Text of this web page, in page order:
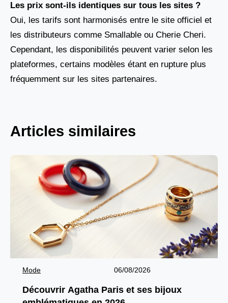
Les prix sont-ils identiques sur tous les sites ?
Oui, les tarifs sont harmonisés entre le site officiel et
les distributeurs comme Smallable ou Cherie Cheri.
Cependant, les disponibilités peuvent varier selon les
plateformes, certains modèles étant en rupture plus
fréquemment sur les sites partenaires.
Articles similaires
Mode 06/08/2026
Découvrir Agatha Paris et ses bijoux